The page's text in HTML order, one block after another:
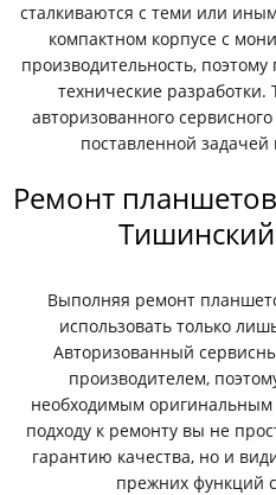
сталкиваются с теми или
компактном корпусе с
производительность,
технические
авторизованного
поставленной
Ремонт
Выполняя ремонт
использовать только
Авторизованный
производителем,
необходимым оригинальным
подходу к ремонту вы не
гарантию качества, но и
прежних функций